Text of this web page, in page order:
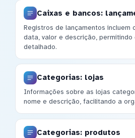
Caixas e bancos:
Registros de lançamentos incluem
data, valor e descrição,
detalhado.
Categorias: lojas
Informações sobre as lojas
nome e descrição, facilitando a
Categorias: produtos